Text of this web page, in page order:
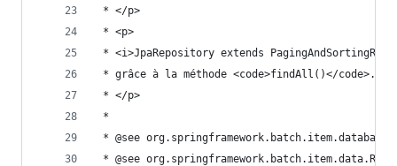
* </p>
* <p>
* <i>JpaRepository extends
* grâce à la méthode <code>findAll()</code>.
* </p>
*
* @see
* @see